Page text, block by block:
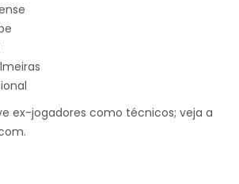
ex-jogadores como técnicos; veja a